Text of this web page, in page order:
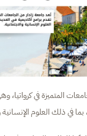
المتميزة في كرواتيا،
في ذلك العلوم الإنسانية